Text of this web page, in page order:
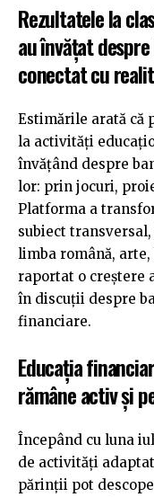
Rezultatele la
au învățat
conectat cu
Estimările arată că
la activități
învățând despre
lor: prin jocuri,
Platforma a
subiect
limba română,
raportat o creștere
în discuții despre
financiare.
Educația
rămâne activ și
Începând cu luna
de activități
părinții pot